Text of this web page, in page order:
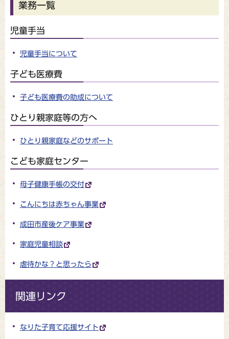
業務一覧
児童手当
児童手当について
子ども医療費
子ども医療費の助成について
ひとり親家庭等の方へ
ひとり親家庭などのサポート
こども家庭センター
母子健康手帳の交付
こんにちは赤ちゃん事業
成田市産後ケア事業
家庭児童相談
虐待かな？と思ったら
関連リンク
なりた子育て応援サイト